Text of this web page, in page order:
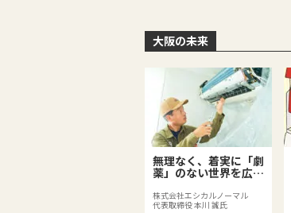
大阪の未来
無理なく、着実に「劇
薬」のない世界を広げ
株式会社エシカルノーマル
代表取締役 本川 誠氏